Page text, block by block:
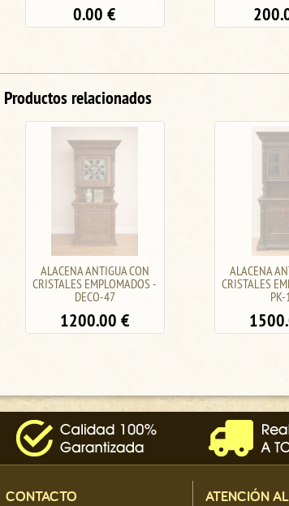
200.00€
Productos relacionados
ALACENA ANTIGUA CON
CRISTALES EMPLOMADOS -
PK-13
1500.00 €
ALACENA DE
PK-
CONTACTO ATENCIÓN